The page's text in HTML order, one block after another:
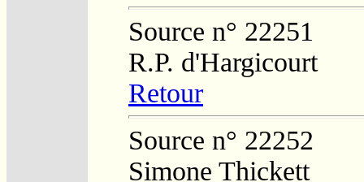
Source n° 22251
R.P. d'Hargicourt
Retour
Source n° 22252
Simone Thickett